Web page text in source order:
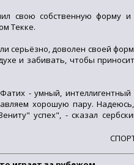
свою собственную форму и
Текке.
серьёзно, доволен своей
и забивать, чтобы
- умный, интеллигентный
хорошую пару.
успех", - сказал